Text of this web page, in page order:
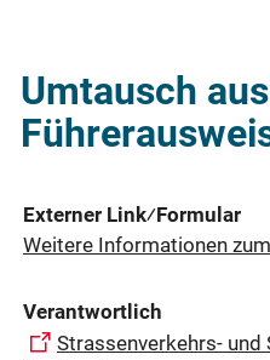
Umtausch
Externer Link⁄Formular
Weitere Informationen
Verantwortlich
Strassenverkehrs-